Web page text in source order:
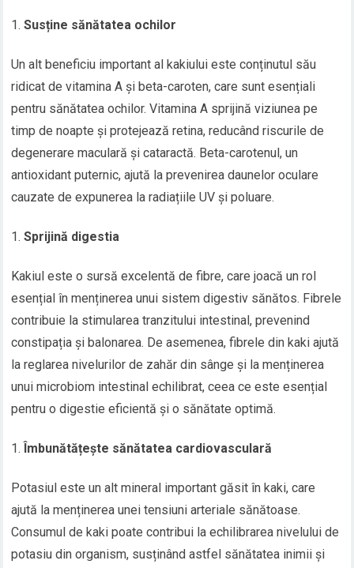
Susține sănătatea ochilor
Un alt beneficiu important al kakiului este conținutul său
ridicat de vitamina A și beta-caroten, care sunt esențiali
pentru sănătatea ochilor. Vitamina A sprijină viziunea pe
timp de noapte și protejează retina, reducând riscurile de
degenerare maculară și cataractă. Beta-carotenul, un
antioxidant puternic, ajută la prevenirea daunelor oculare
cauzate de expunerea la radiațiile UV și poluare.
Sprijină digestia
Kakiul este o sursă excelentă de fibre, care joacă un rol
esențial în menținerea unui sistem digestiv sănătos. Fibrele
contribuie la stimularea tranzitului intestinal, prevenind
constipația și balonarea. De asemenea, fibrele din kaki ajută
la reglarea nivelurilor de zahăr din sânge și la menținerea
unui microbiom intestinal echilibrat, ceea ce este esențial
pentru o digestie eficientă și o sănătate optimă.
Îmbunătățește sănătatea cardiovasculară
Potasiul este un alt mineral important găsit în kaki, care
ajută la menținerea unei tensiuni arteriale sănătoase.
Consumul de kaki poate contribui la echilibrarea nivelului de
potasiu din organism, susținând astfel sănătatea inimii și